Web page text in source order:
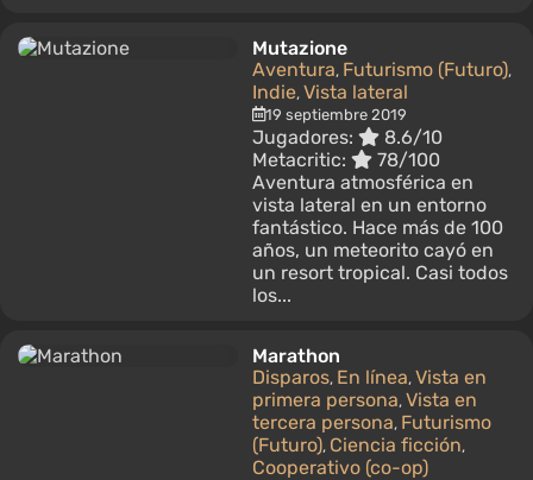
Mutazione
Aventura, Futurismo (Futuro),
Indie, Vista lateral
19 septiembre 2019
Jugadores:
8.6/10
Metacritic:
78/100
Aventura atmosférica en
vista lateral en un entorno
fantástico. Hace más de 100
años, un meteorito cayó en
un resort tropical. Casi todos
los...
Marathon
Disparos, En línea, Vista en
primera persona, Vista en
tercera persona, Futurismo
(Futuro), Ciencia ficción,
Cooperativo (co-op)